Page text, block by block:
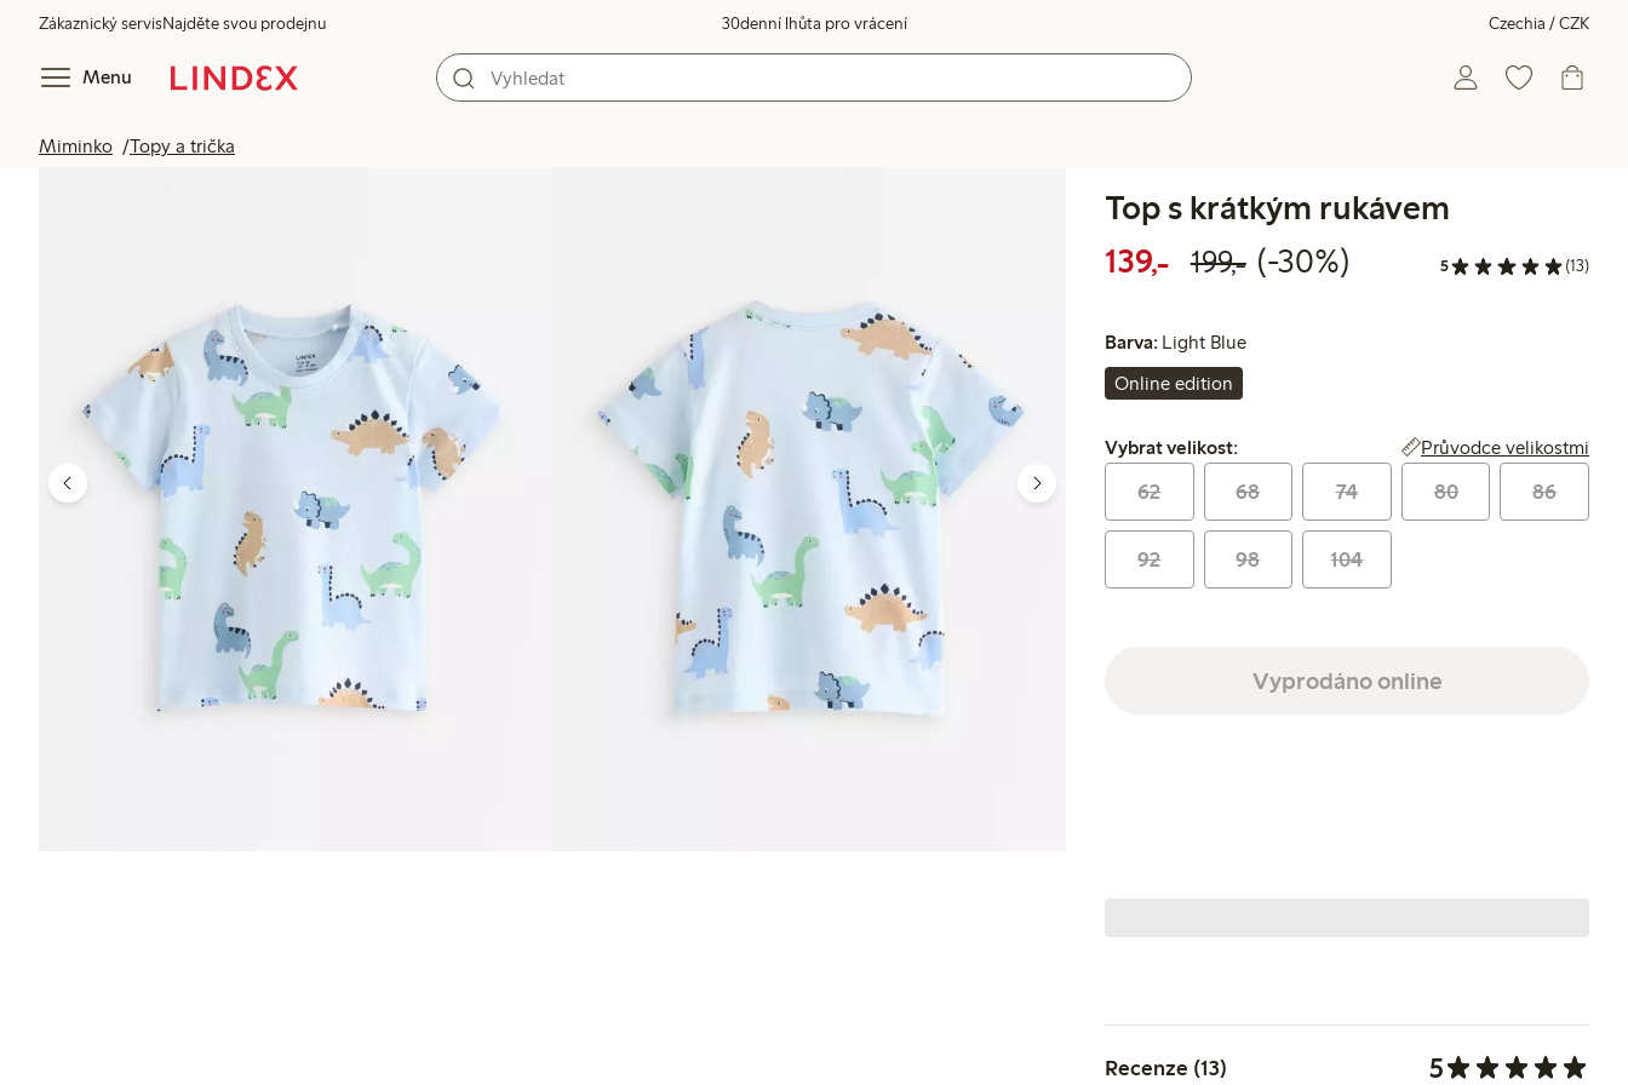
Zákaznický servisNajděte svou prodejnu 30denní lhůta pro vrácení Czechia / CZK
Menu
Miminko Topy a trička
Top s krátkým rukávem
139,- Snížená cena: 139,00 Kč
199,-Běžná cena: 199,00 Kč
30% sleva
(-30%) 5 (13)
Barva: Light Blue
Online edition
Vybrat velikost:
Vybrat velikost: Průvodce velikostmi
62 68 74 80 86
92 98 104
Vyprodáno online
Recenze (13) 5